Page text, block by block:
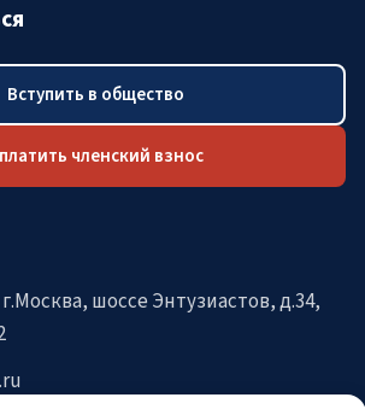
Вступить в общество
членский взнос
шоссе Энтузиастов, д.34,